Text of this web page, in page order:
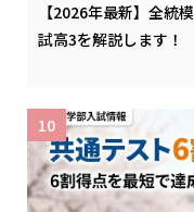
【2026年最新】全統
試高3を解説します！
10